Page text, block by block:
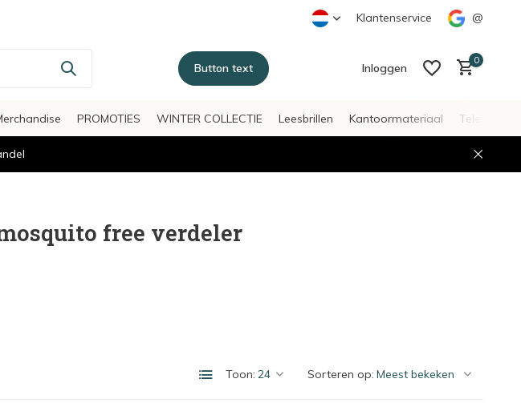
Klantenservice @
Button text Inloggen
0
PROMOTIES WINTER COLLECTIE Leesbrillen Kantoormateriaal
free verdeler
Toon: Sorteren op: